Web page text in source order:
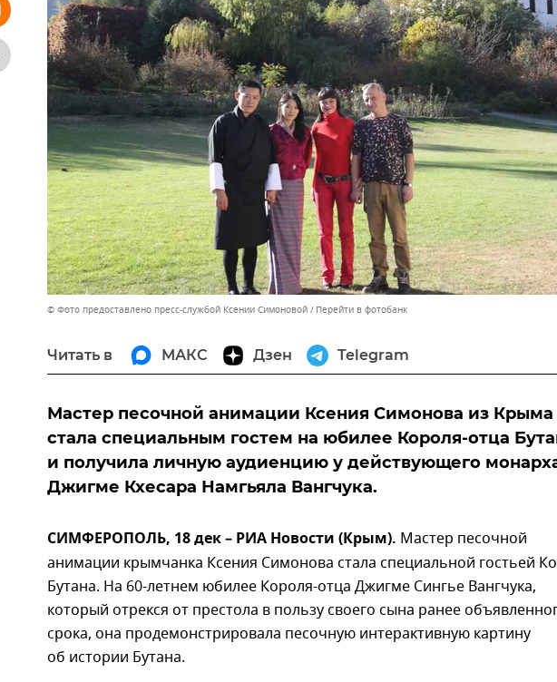
© Фото предоставлено пресс-службой Ксении Симоновой Перейти в фотобанк
Читать в МАКС Дзен Telegram
Мастер песочной анимации Ксения Симонова из Крыма
стала специальным гостем на юбилее Короля-отца
и получила личную аудиенцию у действующего
Джигме Кхесара Намгьяла Вангчука.
СИМФЕРОПОЛЬ, 18 дек – РИА Новости (Крым). Мастер песочной
анимации крымчанка Ксения Симонова стала специальной гостьей
Бутана. На 60-летнем юбилее Короля-отца Джигме Сингье Вангчука,
который отрекся от престола в пользу своего сына ранее
срока, она продемонстрировала песочную интерактивную картину
об истории Бутана.